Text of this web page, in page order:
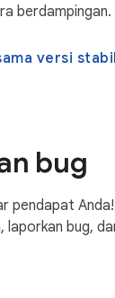
berdampingan.
versi stabil
bug
pendapat
laporkan bug,